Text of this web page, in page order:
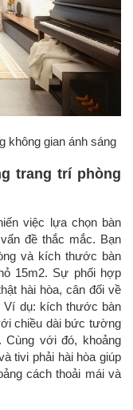
không gian ánh sáng
trang trí phòng
việc lựa chọn bàn
đề thắc mắc. Bạn
và kích thước bàn
15m2. Sự phối hợp
hài hòa, cân đối về
dụ: kích thước bàn
chiều dài bức tường
Cùng với đó, khoảng
tivi phải hài hòa giúp
cách thoải mái và